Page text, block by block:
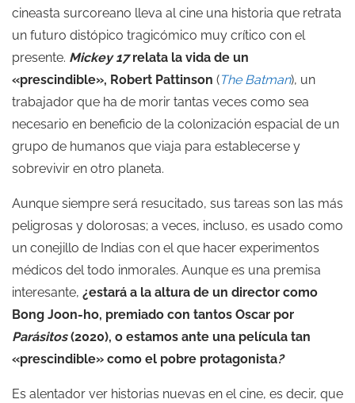
cineasta surcoreano lleva al cine una historia que retrata
un futuro distópico tragicómico muy crítico con el
presente. Mickey 17relata la vida de un
«prescindible», Robert Pattinson (The Batman), un
trabajador que ha de morir tantas veces como sea
necesario en beneficio de la colonización espacial de un
grupo de humanos que viaja para establecerse y
sobrevivir en otro planeta.
Aunque siempre será resucitado, sus tareas son las más
peligrosas y dolorosas; a veces, incluso, es usado como
un conejillo de Indias con el que hacer experimentos
médicos del todo inmorales. Aunque es una premisa
interesante, ¿estará a la altura de un director como
Bong Joon-ho, premiado con tantos Oscar por
Parásitos(2020), o estamos ante una película tan
«prescindible» como el pobre protagonista?
Es alentador ver historias nuevas en el cine, es decir, que